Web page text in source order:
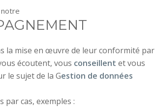
la mise en œuvre de leur conformité par
écoutent, vous conseillent et vous
le sujet de la Gestion de données
par cas, exemples :